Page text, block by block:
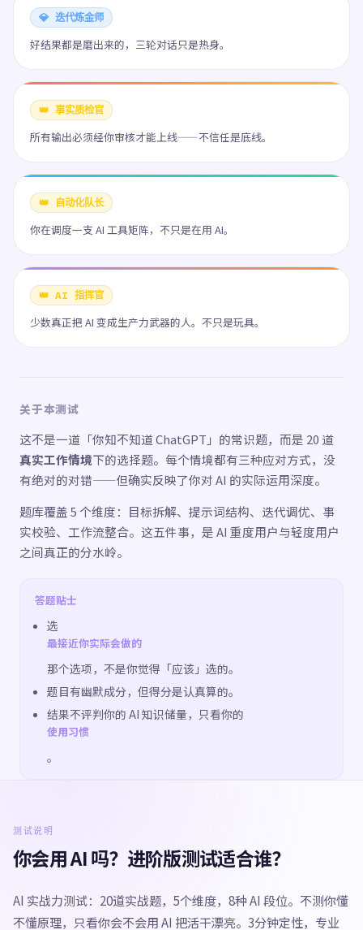
💎 迭代炼金师
好结果都是磨出来的，三轮对话只是热身。
👑 事实质检官
所有输出必须经你审核才能上线——不信任是底线。
👑 自动化队长
你在调度一支 AI 工具矩阵，不只是在用 AI。
👑 AI 指挥官
少数真正把 AI 变成生产力武器的人。不只是玩具。
关于本测试
这不是一道「你知不知道 ChatGPT」的常识题，而是 20 道
真实工作情境下的选择题。每个情境都有三种应对方式，没
有绝对的对错——但确实反映了你对 AI 的实际运用深度。
题库覆盖 5 个维度：目标拆解、提示词结构、迭代调优、事
实校验、工作流整合。这五件事，是 AI 重度用户与轻度用户
之间真正的分水岭。
答题贴士
选
最接近你实际会做的
那个选项，不是你觉得「应该」选的。
题目有幽默成分，但得分是认真算的。
结果不评判你的 AI 知识储量，只看你的
使用习惯
。
测试说明
你会用 AI 吗？进阶版测试适合谁？
AI 实战力测试：20道实战题，5个维度，8种 AI 段位。不测你懂
不懂原理，只看你会不会用 AI 把活干漂亮。3分钟定性，专业